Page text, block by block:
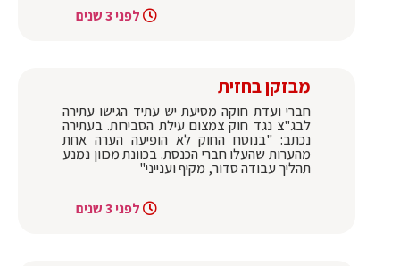
לפני 3 שנים
מבזקן בחזית
חברי ועדת חוקה מסיעת יש עתיד הגישו עתירה
לבג"צ נגד חוק צמצום עילת הסבירות. בעתירה
נכתב: "בנוסח החוק לא הופיעה הערה אחת
מהערות שהעלו חברי הכנסת. בכוונת מכוון נמנע
תהליך עבודה סדור, מקיף וענייני"
לפני 3 שנים